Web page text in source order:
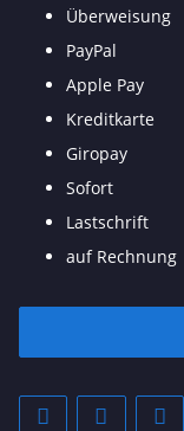
Überweisung
PayPal
Apple Pay
Kreditkarte
Giropay
Sofort
Lastschrift
auf Rechnung